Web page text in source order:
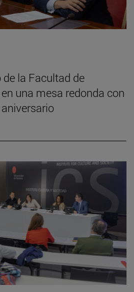
la Facultad de
una mesa redonda con